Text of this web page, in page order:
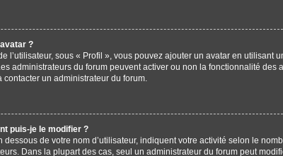
?
l’utilisateur, sous « Profil », vous pouvez ajouter un avatar en
administrateurs du forum peuvent activer ou non la fonctionnalité
contacter un administrateur du forum.
puis-je le modifier ?
dessous de votre nom d’utilisateur, indiquent votre activité selon le
Dans la plupart des cas, seul un administrateur du forum peut